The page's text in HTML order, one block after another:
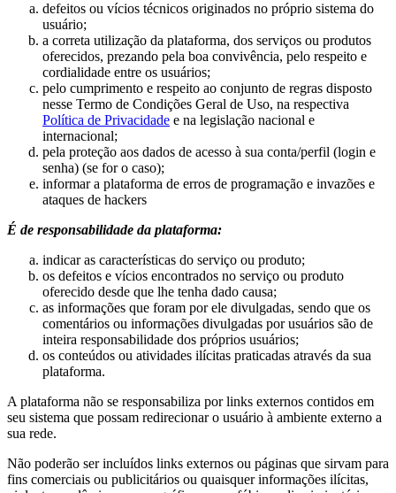
defeitos ou vícios técnicos originados no próprio sistema do
usuário;
a correta utilização da plataforma, dos serviços ou produtos
oferecidos, prezando pela boa convivência, pelo respeito e
cordialidade entre os usuários;
pelo cumprimento e respeito ao conjunto de regras disposto
nesse Termo de Condições Geral de Uso, na respectiva
Política de Privacidade e na legislação nacional e
internacional;
pela proteção aos dados de acesso à sua conta/perfil (login e
senha) (se for o caso);
informar a plataforma de erros de programação e invazões e
ataques de hackers
É de responsabilidade da plataforma:
indicar as características do serviço ou produto;
os defeitos e vícios encontrados no serviço ou produto
oferecido desde que lhe tenha dado causa;
as informações que foram por ele divulgadas, sendo que os
comentários ou informações divulgadas por usuários são de
inteira responsabilidade dos próprios usuários;
os conteúdos ou atividades ilícitas praticadas através da sua
plataforma.
A plataforma não se responsabiliza por links externos contidos em
seu sistema que possam redirecionar o usuário à ambiente externo a
sua rede.
Não poderão ser incluídos links externos ou páginas que sirvam para
fins comerciais ou publicitários ou quaisquer informações ilícitas,